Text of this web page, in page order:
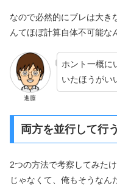
なので必然的にブレは大き
んてほぼ計算自体不可能な
進藤
ホント一概に
いたほうがい
両方を並行して行
2つの方法で考察してみた
じゃなくて、俺もそうな